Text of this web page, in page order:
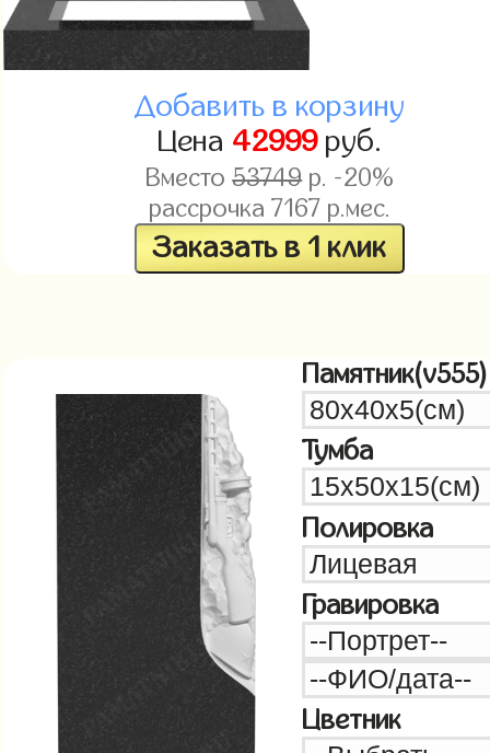
Добавить в корзину
Цена 42999руб.
Вместо53749р. -20%
рассрочка7167 р.мес.
Заказать в 1 клик
Памятник(v555)
Тумба
Полировка
Гравировка
Цветник